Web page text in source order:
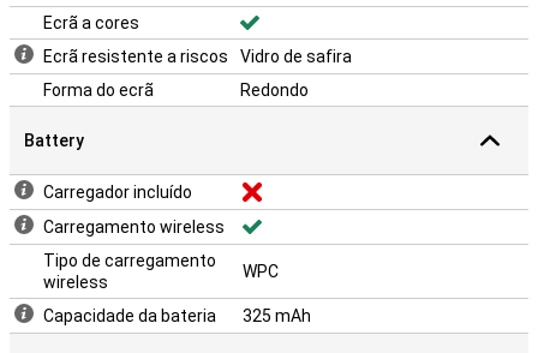
Ecrã a cores
Ecrã resistente a riscos
Vidro de safira
Forma do ecrã
Redondo
Battery
Carregador incluído
Carregamento wireless
Tipo de carregamento
wireless
WPC
Capacidade da bateria 325 mAh